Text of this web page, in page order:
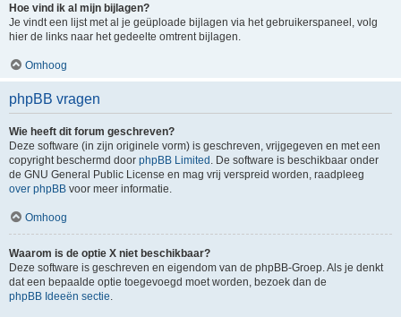
Hoe vind ik al mijn bijlagen?
Je vindt een lijst met al je geüploade bijlagen via het gebruikerspaneel, volg
hier de links naar het gedeelte omtrent bijlagen.
Omhoog
phpBB vragen
Wie heeft dit forum geschreven?
Deze software (in zijn originele vorm) is geschreven, vrijgegeven en met een
copyright beschermd door phpBB Limited. De software is beschikbaar onder
de GNU General Public License en mag vrij verspreid worden, raadpleeg
over phpBB voor meer informatie.
Omhoog
Waarom is de optie X niet beschikbaar?
Deze software is geschreven en eigendom van de phpBB-Groep. Als je denkt
dat een bepaalde optie toegevoegd moet worden, bezoek dan de
phpBB Ideeën sectie.